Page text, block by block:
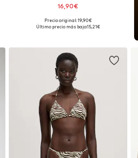
16,90€
Tallas disponibles: 85, 90, 95
Precio original: 19,90€
Último precio más bajo:15,21€